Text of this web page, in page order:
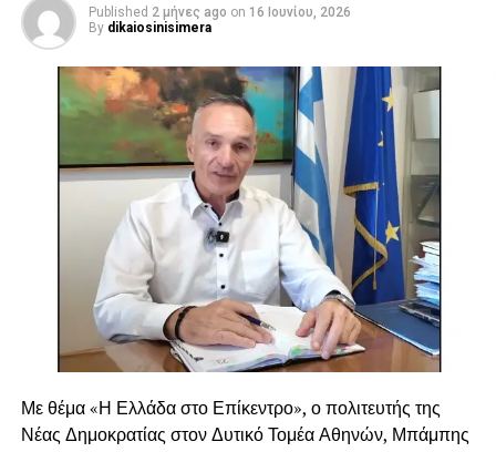
Published 2 μήνες ago on 16 Ιουνίου, 2026
By dikaiosinisimera
Με θέμα «Η Ελλάδα στο Επίκεντρο», ο πολιτευτής της
Νέας Δημοκρατίας στον Δυτικό Τομέα Αθηνών, Μπάμπης